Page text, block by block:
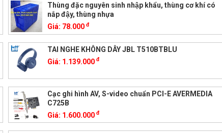
Thùng đặc nguyên sinh nhập khẩu, thùng cơ khí có
nắp đậy, thùng nhựa
Giá: 78.000đ
TAI NGHE KHÔNG DÂY JBL T510BTBLU
Giá: 1.139.000đ
Cạc ghi hình AV, S-video chuẩn PCI-E AVERMEDIA
C725B
Giá: 1.600.000đ